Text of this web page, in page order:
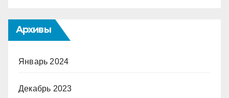
Архивы
Январь 2024
Декабрь 2023